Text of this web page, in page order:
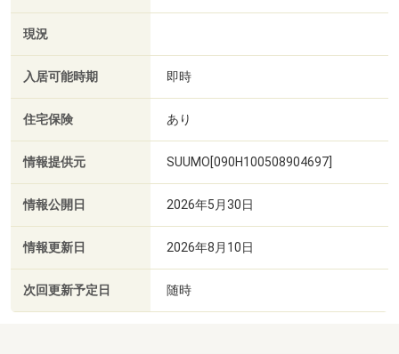
現況
入居可能時期 即時
住宅保険 あり
情報提供元 SUUMO[090H100508904697]
情報公開日 2026年5月30日
情報更新日 2026年8月10日
次回更新予定日 随時